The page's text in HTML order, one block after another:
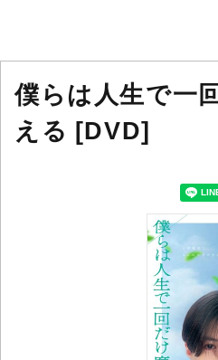
僕らは人生で一
える [DVD]